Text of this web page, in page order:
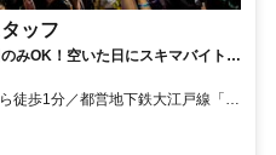
ッフ
みOK！空いた日にスキマバイト！
徒歩1分／都営地下鉄大江戸線「両